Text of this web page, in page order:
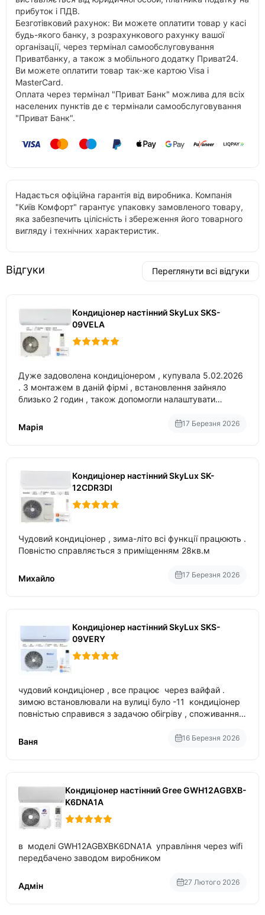
прибуток і ПДВ.
Безготівковий рахунок: Ви можете оплатити товар у касі
будь-якого банку, з розрахункового рахунку вашої
організації, через термінал самообслуговування
Приватбанку, а також з мобільного додатку Приват24.
Ви можете оплатити товар так-же картою Visa і
MasterCard.
Оплата через термінал "Приват Банк" можлива для всіх
населених пунктів де є термінали самообслуговування
"Приват Банк".
Надається офіційна гарантія від виробника. Компанія
"Київ Комфорт" гарантує упаковку замовленого товару,
яка забезпечить цілісність і збереження його товарного
вигляду і технічних характеристик.
Відгуки Переглянути всі відгуки
Кондиціонер настінний SkyLux SKS-
09VELA
Дуже задоволена кондиціонером , купувала 5.02.2026
. З монтажем в даній фірмі , встановлення зайняло
близько 2 годин , також допомогли налаштувати
Марія
17 Березня 2026
Кондиціонер настінний SkyLux SK-
12CDR3DI
Чудовий кондиціонер , зима-літо всі функції працюють .
Повністю справляється з приміщенням 28кв.м
Михайло 17 Березня 2026
Кондиціонер настінний SkyLux SKS-
09VERY
чудовий кондиціонер , все працює через вайфай .
зимою встановлювали на вулиці було -11 кондиціонер
повністью справився з задачою обігріву , споживання
температури
Ваня 16 Березня 2026
Кондиціонер настінний Gree GWH12AGBXB-
K6DNA1A
в моделі GWH12AGBXBK6DNA1A управління через wifi
передбачено заводом виробником
Адмін 27 Лютого 2026